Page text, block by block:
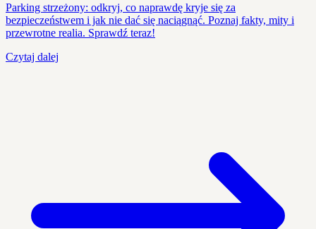
Parking strzeżony: odkryj, co naprawdę kryje się za
bezpieczeństwem i jak nie dać się naciągnąć. Poznaj fakty, mity i
przewrotne realia. Sprawdź teraz!
Czytaj dalej